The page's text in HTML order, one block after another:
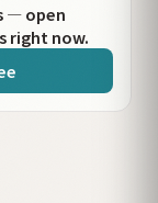
— open
right now.